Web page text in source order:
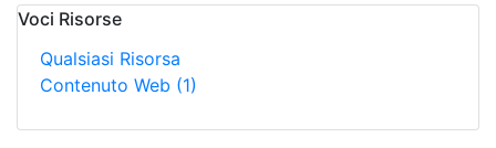
Voci Risorse
Qualsiasi Risorsa
Contenuto Web (1)